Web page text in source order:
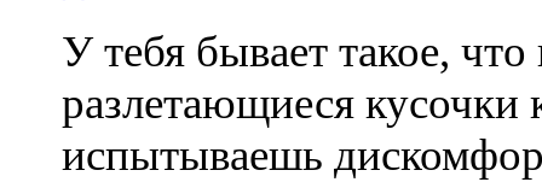
У тебя бывает такое,
разлетающиеся
испытываешь